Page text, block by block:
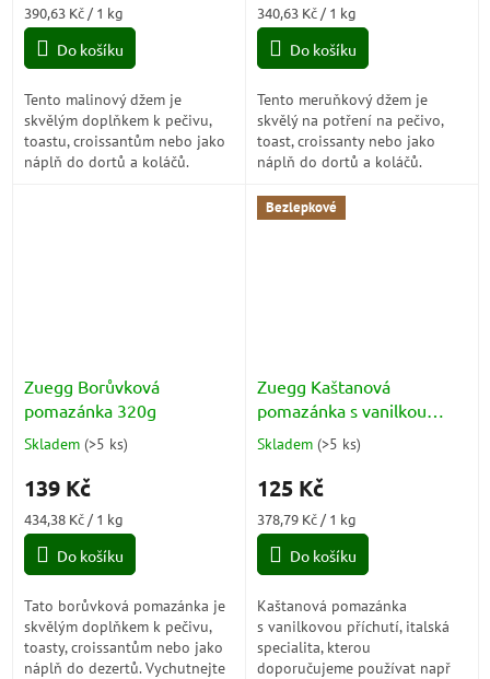
5,0
5
Měrná
cena:
390,63 Kč / 1 kg
Do košíku
Tento malinový džem je
skvělým doplňkem k pečivu,
toastu, croissantům nebo jako
náplň do dortů a koláčů.
5,0
5
Měrná
cena:
340,63 Kč / 1 kg
Do košíku
Tento meruňkový džem je
skvělý na potření na pečivo,
toast, croissanty nebo jako
náplň do dortů a koláčů.
sladkou chuť čerstvých
meruněk.
Zuegg Borůvková
pomazánka 320g
Průměrné
produktu
5,0
5
Skladem (>5 ks)
139 Kč
Měrná
cena:
434,38 Kč / 1 kg
Do košíku
Tato borůvková pomazánka je
skvělým doplňkem k pečivu,
toasty, croissantům nebo jako
náplň do dezertů. Vychutnejte
Bezlepkové
Zuegg Kaštanová
pomazánka s vanilkou
330g
Průměrné
produktu
5,0
5
Skladem (>5 ks)
125 Kč
Měrná
cena:
378,79 Kč / 1 kg
Do košíku
Kaštanová pomazánka
s vanilkovou příchutí, italská
specialita, kterou
doporučujeme používat např